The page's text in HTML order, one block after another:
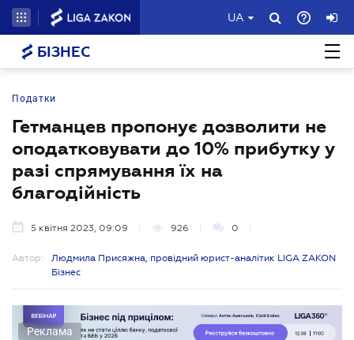
UA
БІЗНЕС
Податки
Гетманцев пропонує дозволити не
оподатковувати до 10% прибутку у
разі спрямування їх на
благодійність
5 квітня 2023, 09:09 926 0
Автор:
Людмила Присяжна, провідний юрист-аналітик LIGA ZAKON
Бізнес
Реклама